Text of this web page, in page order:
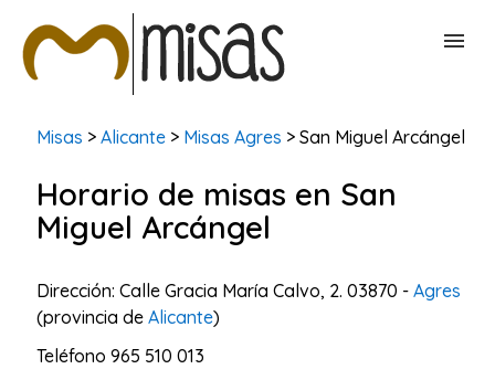
BUSCAR MISAS
CONTACTAR
Misas > Alicante > Misas Agres > San Miguel Arcángel
Horario de misas en San
Miguel Arcángel
Dirección: Calle Gracia María Calvo, 2. 03870 - Agres
(provincia de Alicante)
Teléfono 965 510 013